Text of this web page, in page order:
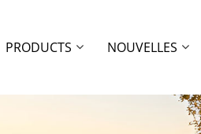
PRODUCTS NOUVELLES